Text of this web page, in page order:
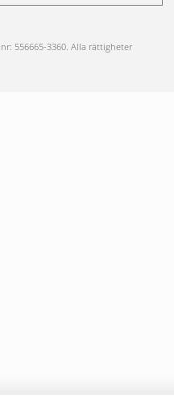
556665-3360. Alla rättigheter